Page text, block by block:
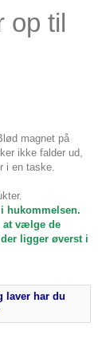
op til
magnet på
ikke falder ud,
i en taske.
hukommelsen.
at vælge de
ligger øverst i
laver har du